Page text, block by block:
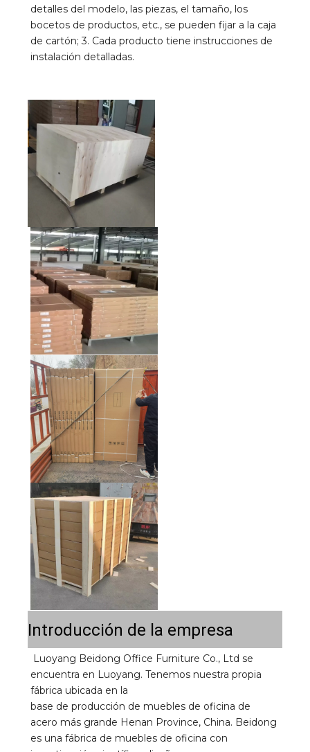
detalles del modelo, las piezas, el tamaño, los
bocetos de productos, etc., se pueden fijar a la caja
de cartón; 3. Cada producto tiene instrucciones de
instalación detalladas.
Introducción de la empresa
Luoyang Beidong Office Furniture Co., Ltd se
encuentra en Luoyang. Tenemos nuestra propia
fábrica ubicada en la
base de producción de muebles de oficina de
acero más grande Henan Province, China. Beidong
es una fábrica de muebles de oficina con